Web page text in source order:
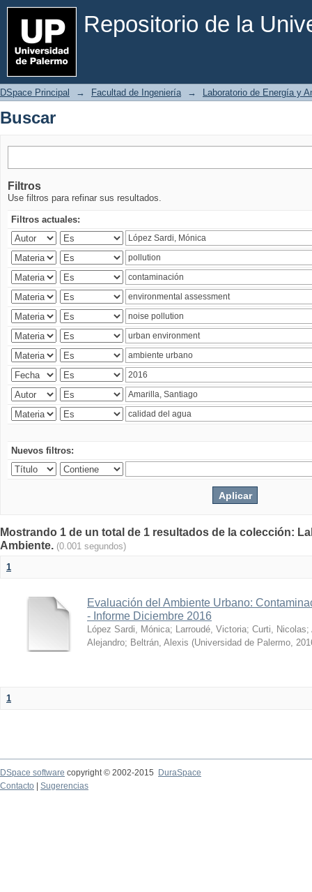
Repositorio de la
Buscar
DSpace Principal → Facultad de Ingeniería → Laboratorio de Energía y
Buscar
Filtros
Use filtros para refinar sus resultados.
Filtros actuales:
Nuevos filtros:
Mostrando 1 de un total de 1 resultados de la colección:
Ambiente. (0.001 segundos)
1
Evaluación del Ambiente Urbano:
- Informe Diciembre 2016
López Sardi, Mónica; Larroudé, Victoria; Curti, Nicolas;
Alejandro; Beltrán, Alexis (Universidad de Palermo,
1
DSpace software copyright © 2002-2015
DuraSpace
Contacto
Sugerencias